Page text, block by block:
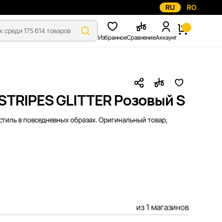
RU RO
ИзбранноеСравнениеАккаунт
GLITTER Розовый S
в повседневных образах. Оригинальный товар,
из 1 магазинов